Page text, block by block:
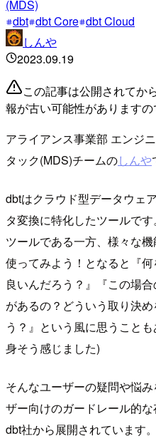
(MDS)
dbt dbt Core dbt Cloud
しんや
2023.09.19
この記事は公開されてか
報が古い可能性がありますの
アライアンス事業部 エンジ
タック(MDS)チームのしんや
dbtはクラウド型データウェ
タ変換に特化したツールで
ツールである一方、様々な
使ってみよう！となると『
良いんだろう？』『この場
があるの？どういう取り決
う？』という風に思うこと
身そう感じました)
そんなユーザーの疑問や悩
ザー向けのガードレール的
dbt社から展開されています